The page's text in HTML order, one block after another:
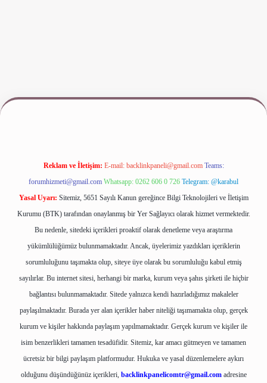
Reklam ve İletişim: E-mail: backlinkpaneli@gmail.com Teams:
forumhizmeti@gmail.com Whatsapp: 0262 606 0 726 Telegram: @karabul
Yasal Uyarı: Sitemiz, 5651 Sayılı Kanun gereğince Bilgi Teknolojileri ve İletişim
Kurumu (BTK) tarafından onaylanmış bir Yer Sağlayıcı olarak hizmet vermektedir.
Bu nedenle, sitedeki içerikleri proaktif olarak denetleme veya araştırma
yükümlülüğümüz bulunmamaktadır. Ancak, üyelerimiz yazdıkları içeriklerin
sorumluluğunu taşımakta olup, siteye üye olarak bu sorumluluğu kabul etmiş
sayılırlar. Bu internet sitesi, herhangi bir marka, kurum veya şahıs şirketi ile hiçbir
bağlantısı bulunmamaktadır. Sitede yalnızca kendi hazırladığımız makaleler
paylaşılmaktadır. Burada yer alan içerikler haber niteliği taşımamakta olup, gerçek
kurum ve kişiler hakkında paylaşım yapılmamaktadır. Gerçek kurum ve kişiler ile
isim benzerlikleri tamamen tesadüfidir. Sitemiz, kar amacı gütmeyen ve tamamen
ücretsiz bir bilgi paylaşım platformudur. Hukuka ve yasal düzenlemelere aykırı
olduğunu düşündüğünüz içerikleri, backlinkpanelicomtr@gmail.comadresine